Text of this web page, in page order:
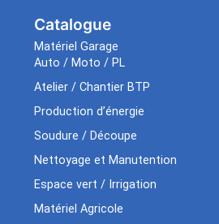
Catalogue
Matériel Garage
Auto / Moto / PL
Atelier / Chantier BTP
Production d’énergie
Soudure / Découpe
Nettoyage et Manutention
Espace vert / Irrigation
Matériel Agricole